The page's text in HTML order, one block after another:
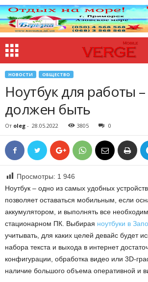
НОВОСТИ ОБЩЕСТВО
Ноутбук для работы
должен быть
От oleg - 28.05.2022 3805 0
Просмотры: 1 946
Ноутбук – одно из самых удобных
позволяет оставаться мобильным, если
аккумулятором, и выполнять все
стационарном ПК. Выбирая ноутбуки в
учитывать, для каких целей девайс будет
набора текста и выхода в интернет
конфигурации, обработка видео или 3D-
наличие большого объема оперативной и